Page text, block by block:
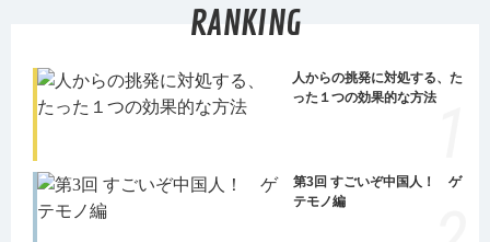
RANKING
人からの挑発に対処する、た
った１つの効果的な方法
第3回 すごいぞ中国人！ ゲ
テモノ編